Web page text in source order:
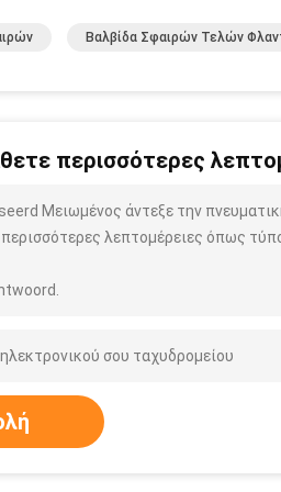
Βαλβίδα Σφαιρών Τελών
περισσότερες
Μειωμένος άντεξε την
λεπτομέρειες όπως